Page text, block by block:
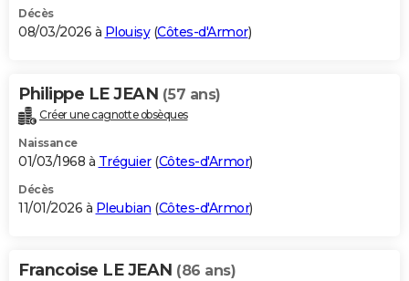
Décès
08/03/2026 à Plouisy(Côtes-d'Armor)
Philippe LE JEAN (57 ans)
Créer une cagnotte obsèques
Naissance
01/03/1968 à Tréguier(Côtes-d'Armor)
Décès
11/01/2026 à Pleubian (Côtes-d'Armor)
Francoise LE JEAN (86 ans)